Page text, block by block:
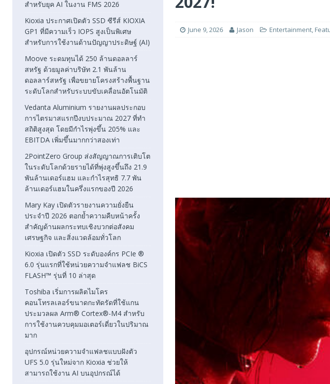
[ August 5, 2026 ]
Vedanta Aluminium รายงานผลประกอบการไตรมาสแรกปีงบประมาณ 2027 ที่ทำ
EBITDA เพิ่มขึ้นมากกว่าสองเท่า
[ August 1, 2026 ] 2PointZero Group ส่งสัญญาณการเติบโตในระดับโลกด้วยรายได้ที่พุ่งสูงขึ้นถึง
พันล้านเดอร์แฮมในครึ่งแรกของปี 2026
June 9, 2026 Jason Entertainment,
สำหรับยุค AI ในงาน FMS 2026
Kioxia ประกาศเปิดตัว SSD ซีรีส์ KIOXIA
GP1 ที่มีความเร็ว IOPS สูงเป็นพิเศษ
สำหรับการใช้งานด้านปัญญาประดิษฐ์ (AI)
Moove ระดมทุนได้ 250 ล้านดอลลาร์
สหรัฐ ด้วยมูลค่าบริษัท 2.1 พันล้าน
ดอลลาร์สหรัฐ เพื่อขยายโครงสร้างพื้นฐาน
ระดับโลกสำหรับระบบขับเคลื่อนอัตโนมัติ
Vedanta Aluminium รายงานผลประกอบ
การไตรมาสแรกปีงบประมาณ 2027 ที่ทำ
สถิติสูงสุด โดยมีกำไรพุ่งขึ้น 205% และ
EBITDA เพิ่มขึ้นมากกว่าสองเท่า
2PointZero Group ส่งสัญญาณการเติบโต
ในระดับโลกด้วยรายได้ที่พุ่งสูงขึ้นถึง 21.9
พันล้านเดอร์แฮม และกำไรสุทธิ 7.7 พัน
ล้านเดอร์แฮมในครึ่งแรกของปี 2026
Mary Kay เปิดตัวรายงานความยั่งยืน
ประจำปี 2026 ตอกย้ำความคืบหน้าครั้ง
สำคัญด้านผลกระทบเชิงบวกต่อสังคม
เศรษฐกิจ และสิ่งแวดล้อมทั่วโลก
Kioxia เปิดตัว SSD ระดับองค์กร PCIe ®
6.0 รุ่นแรกที่ใช้หน่วยความจำแฟลช BiCS
FLASH™ รุ่นที่ 10 ล่าสุด
Toshiba เริ่มการผลิตไมโคร
คอนโทรลเลอร์ขนาดกะทัดรัดที่ใช้แกน
ประมวลผล Arm® Cortex®-M4 สำหรับ
การใช้งานควบคุมมอเตอร์เดี่ยวในปริมาณ
มาก
อุปกรณ์หน่วยความจำแฟลชแบบฝังตัว
UFS 5.0 รุ่นใหม่จาก Kioxia ช่วยให้
สามารถใช้งาน AI บนอุปกรณ์ได้